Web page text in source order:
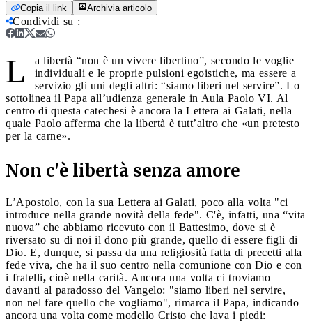
Copia il link Archivia articolo
Condividi su :
L
a libertà “non è un vivere libertino”, secondo le voglie
individuali e le proprie pulsioni egoistiche, ma essere a
servizio gli uni degli altri: “siamo liberi nel servire”. Lo
sottolinea il Papa all’udienza generale in Aula Paolo VI. Al
centro di questa catechesi è ancora la Lettera ai Galati, nella
quale Paolo afferma che la libertà è tutt’altro che «un pretesto
per la carne».
Non c'è libertà senza amore
L’Apostolo, con la sua Lettera ai Galati, poco alla volta "ci
introduce nella grande novità della fede". C'è, infatti, una “vita
nuova” che abbiamo ricevuto con il Battesimo, dove si è
riversato su di noi il dono più grande, quello di essere figli di
Dio. E, dunque, si passa da una religiosità fatta di precetti alla
fede viva, che ha il suo centro nella comunione con Dio e con
i fratelli, cioè nella carità. Ancora una volta ci troviamo
davanti al paradosso del Vangelo: "siamo liberi nel servire,
non nel fare quello che vogliamo", rimarca il Papa, indicando
ancora una volta come modello Cristo che lava i piedi: